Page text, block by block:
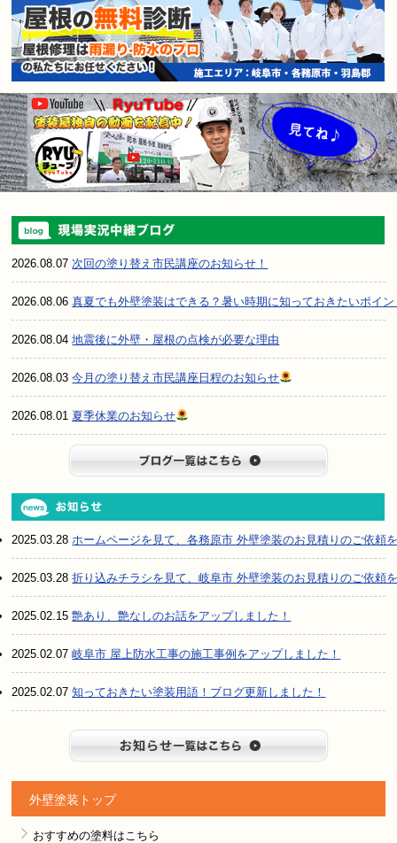
2026.08.07次回の塗り替え市民講座のお知らせ！
2026.08.06真夏でも外壁塗装はできる？暑い時期に知っておきたいポイン
2026.08.04地震後に外壁・屋根の点検が必要な理由
2026.08.03今月の塗り替え市民講座日程のお知らせ
2026.08.01 夏季休業のお知らせ
2025.03.28ホームページを見て、各務原市 外壁塗装のお見積りのご依頼
2025.03.28折り込みチラシを見て、岐阜市 外壁塗装のお見積りのご依頼
2025.02.15艶あり、艶なしのお話をアップしました！
2025.02.07岐阜市 屋上防水工事の施工事例をアップしました！
2025.02.07知っておきたい塗装用語！ブログ更新しました！
外壁塗装トップ
おすすめの塗料はこちら